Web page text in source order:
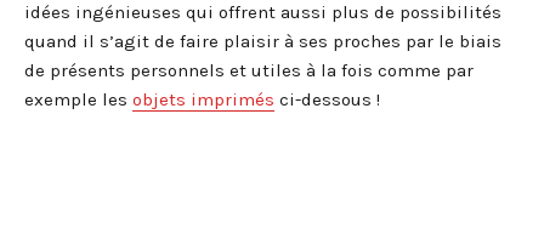
idées ingénieuses qui offrent aussi plus de possibilités
quand il s’agit de faire plaisir à ses proches par le biais
de présents personnels et utiles à la fois comme par
exemple les objets imprimés ci-dessous !